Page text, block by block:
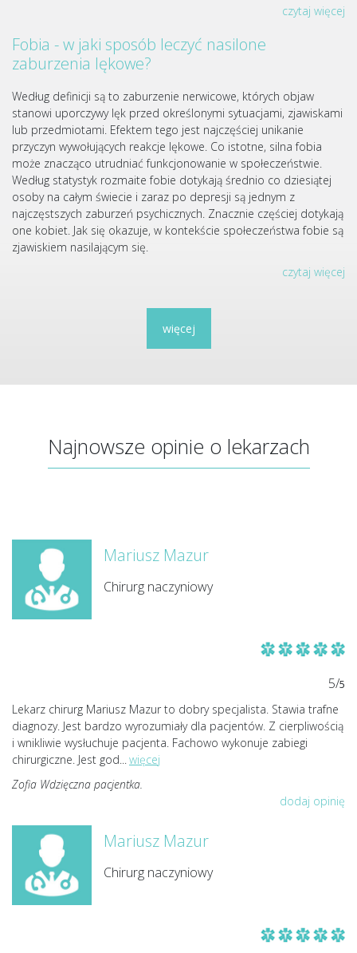
czytaj więcej
Fobia - w jaki sposób leczyć nasilone
zaburzenia lękowe?
Według definicji są to zaburzenie nerwicowe, których objaw
stanowi uporczywy lęk przed określonymi sytuacjami, zjawiskami
lub przedmiotami. Efektem tego jest najczęściej unikanie
przyczyn wywołujących reakcje lękowe. Co istotne, silna fobia
może znacząco utrudniać funkcjonowanie w społeczeństwie.
Według statystyk rozmaite fobie dotykają średnio co dziesiątej
osoby na całym świecie i zaraz po depresji są jednym z
najczęstszych zaburzeń psychicznych. Znacznie częściej dotykają
one kobiet. Jak się okazuje, w kontekście społeczeństwa fobie są
zjawiskiem nasilającym się.
czytaj więcej
więcej
Najnowsze opinie o lekarzach
Mariusz Mazur
Chirurg naczyniowy
5/5
Lekarz chirurg Mariusz Mazur to dobry specjalista. Stawia trafne
diagnozy. Jest bardzo wyrozumiały dla pacjentów. Z cierpliwością
i wnikliwie wysłuchuje pacjenta. Fachowo wykonuje zabiegi
chirurgiczne. Jest god
więcej
Zofia Wdzięczna pacjentka.
dodaj opinię
Mariusz Mazur
Chirurg naczyniowy